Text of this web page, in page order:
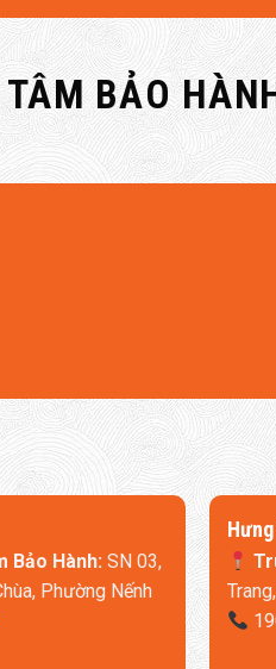
TÂM BẢO
Bảo Hành: SN 03,
Phường Nếnh